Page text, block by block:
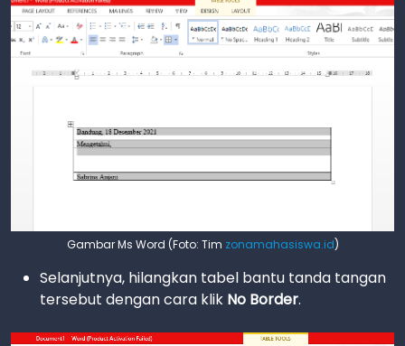
Gambar Ms Word (Foto: Tim zonamahasiswa.id)
Selanjutnya, hilangkan tabel bantu tanda tangan
tersebut dengan cara klik No Border.